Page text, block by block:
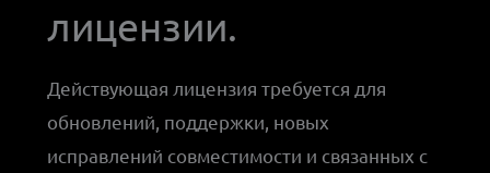
лицензии.
Действующая лицензия требуется для
обновлений, поддержки, новых
исправлений совместимости и связанных с